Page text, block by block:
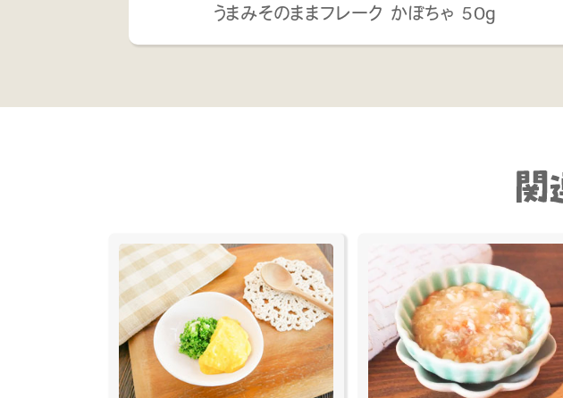
うまみそのままフレーク かぼちゃ 50g